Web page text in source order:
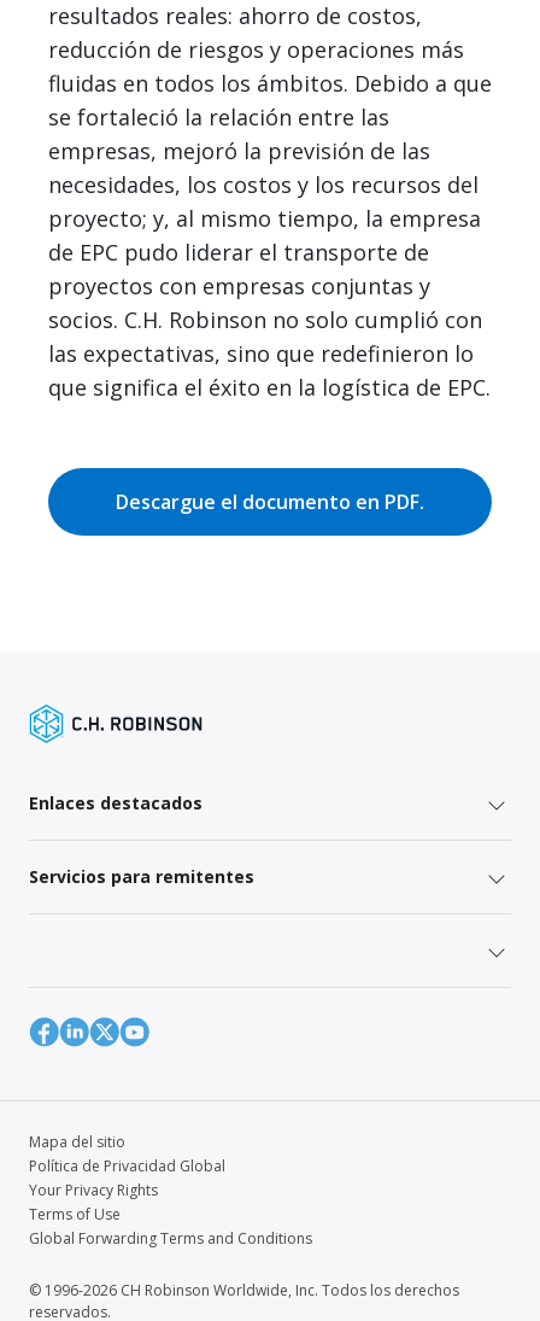
resultados reales: ahorro de costos,
reducción de riesgos y operaciones más
fluidas en todos los ámbitos. Debido a que
se fortaleció la relación entre las
empresas, mejoró la previsión de las
necesidades, los costos y los recursos del
proyecto; y, al mismo tiempo, la empresa
de EPC pudo liderar el transporte de
proyectos con empresas conjuntas y
socios. C.H. Robinson no solo cumplió con
las expectativas, sino que redefinieron lo
que significa el éxito en la logística de EPC.
Descargue el documento en PDF.
Enlaces destacados
Servicios para remitentes
Mapa del sitio
Política de Privacidad Global
Your Privacy Rights
Terms of Use
Global Forwarding Terms and Conditions
© 1996-2026 CH Robinson Worldwide, Inc. Todos los derechos
reservados.